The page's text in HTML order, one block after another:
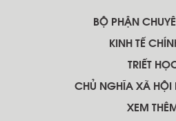
BỘ PHẬN
KINH TẾ
TRIẾT
CHỦ NGHĨA XÃ HỘI
XEM THÊM